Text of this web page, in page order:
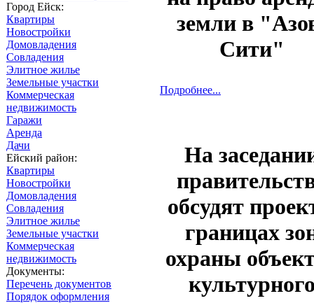
Город Ейск:
Квартиры
Новостройки
Домовладения
Совладения
Элитное жилье
Земельные участки
Коммерческая
недвижимость
Гаражи
Аренда
Дачи
Ейский район:
Квартиры
Новостройки
Домовладения
Совладения
Элитное жилье
Земельные участки
Коммерческая
недвижимость
Документы:
Перечень документов
Порядок оформления
земли в
Сити"
Подробнее...
На
обсудят
границах
охраны